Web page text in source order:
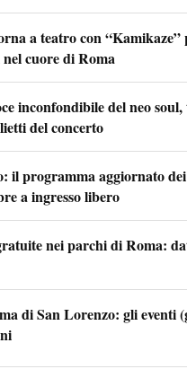
a teatro con “Kamikaze”
cuore di Roma
inconfondibile del neo
del concerto
il programma aggiornato
a ingresso libero
nei parchi di Roma:
di San Lorenzo: gli eventi